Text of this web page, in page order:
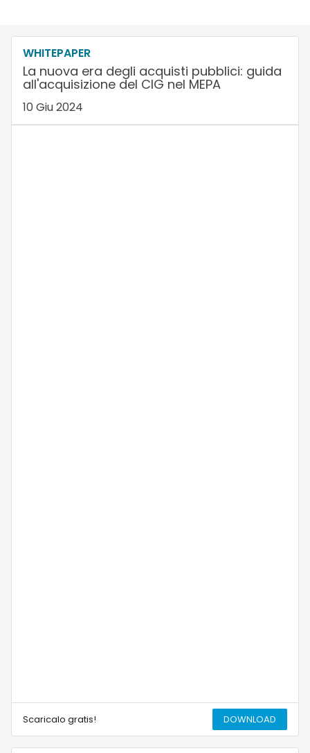
WHITEPAPER
La nuova era degli acquisti pubblici: guida
all'acquisizione del CIG nel MEPA
10 Giu 2024
Scaricalo gratis! DOWNLOAD